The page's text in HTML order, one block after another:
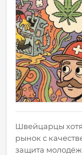
Швейцарцы
рынок с
защита